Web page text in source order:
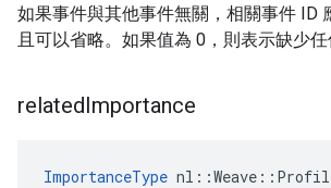
如果事件與其他事件無關，相關事件 ID
且可以省略。如果值為 0，則表示缺少任
relatedImportance
ImportanceType